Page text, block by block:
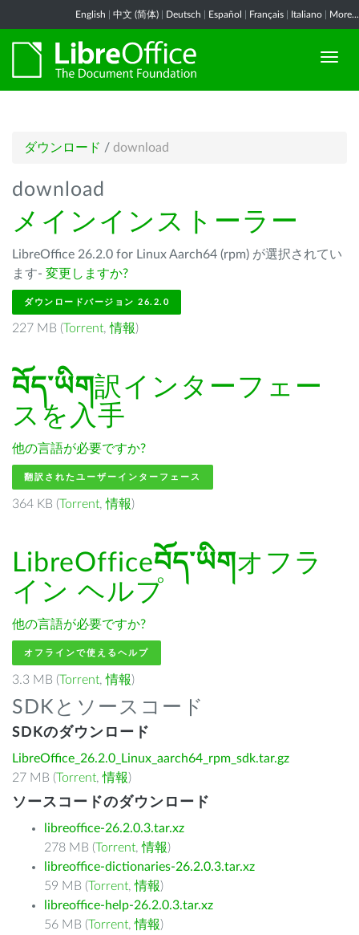
English 中文 (简体) Deutsch Español Français Italiano More...
ダウンロード / download
download
メインインストーラー
LibreOffice 26.2.0 for Linux Aarch64 (rpm) が選択されてい
ます- 変更しますか?
ダウンロードバージョン 26.2.0
227 MB (Torrent,情報)
བོད་ཡིག訳インターフェー
スを入手
他の言語が必要ですか?
翻訳されたユーザーインターフェース
364 KB (Torrent,情報)
LibreOfficeབོད་ཡིགオフラ
イン ヘルプ
他の言語が必要ですか?
オフラインで使えるヘルプ
3.3 MB (Torrent,情報)
SDKとソースコード
SDKのダウンロード
LibreOffice_26.2.0_Linux_aarch64_rpm_sdk.tar.gz
27 MB (Torrent,情報)
ソースコードのダウンロード
libreoffice-26.2.0.3.tar.xz
278 MB (Torrent,情報)
libreoffice-dictionaries-26.2.0.3.tar.xz
59 MB (Torrent,情報)
libreoffice-help-26.2.0.3.tar.xz
56 MB (Torrent,情報)